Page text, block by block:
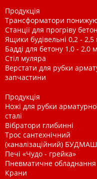
Продукція
Трансформатори
Станції для прогріву
Ящики будівельні 0,2 - 2,5
Бадді для бетону 1,0 - 2,0
Стіл муляра
Верстати для рубки
запчастини
Продукція
Ножі для рубки
сталі
Вібратори глибинні
Трос сантехнічний
(каналізаційний)
Печі «Чудо - грейка»
Пневматичне обладнання
Крани